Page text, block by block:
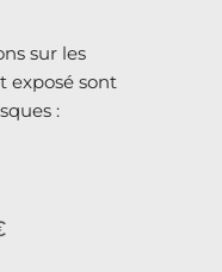
sur les
exposé sont
: